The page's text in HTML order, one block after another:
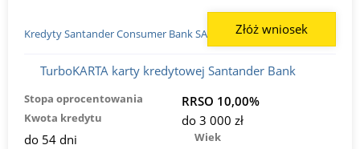
Kredyty Santander Consumer Bank SA Złóż wniosek
TurboKARTA karty kredytowej Santander Bank
Stopa oprocentowania RRSO 10,00%
Kwota kredytu
do 3 000 zł
do 54 dni
Wiek